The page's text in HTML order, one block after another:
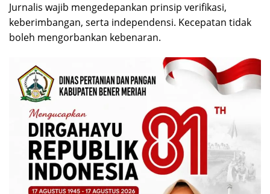
Jurnalis wajib mengedepankan prinsip verifikasi,
keberimbangan, serta independensi. Kecepatan tidak
boleh mengorbankan kebenaran.